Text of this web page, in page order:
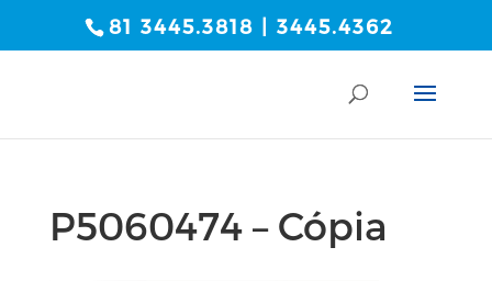
81 3445.3818 | 3445.4362
P5060474 – Cópia